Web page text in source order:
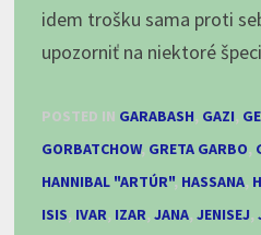
idem trošku sama proti
upozorniť na niektoré
POSTED IN GARABASH, GAZI,
GORBATCHOW, GRETA GARBO,
HANNIBAL "ARTÚR", HASSANA,
ISIS, IVAR, IZAR, JANA, JENISEJ,